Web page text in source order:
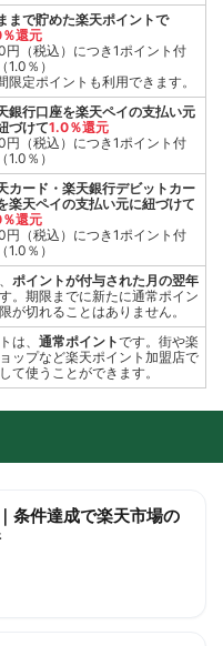
まで貯めた楽天ポイントで
還元
円（税込）につき1ポイント付
1.0％）
限定ポイントも利用できます。
銀行口座を楽天ペイの支払い元
づけて1.0％還元
円（税込）につき1ポイント付
1.0％）
カード・楽天銀行デビットカー
楽天ペイの支払い元に紐づけて
還元
円（税込）につき1ポイント付
1.0％）
ポイントが付与された月の翌年
。期限までに新たに通常ポイン
が切れることはありません。
は、 通常ポイントです。街や楽
ップなど楽天ポイント加盟店で
て使うことができます。
条件達成で楽天市場の